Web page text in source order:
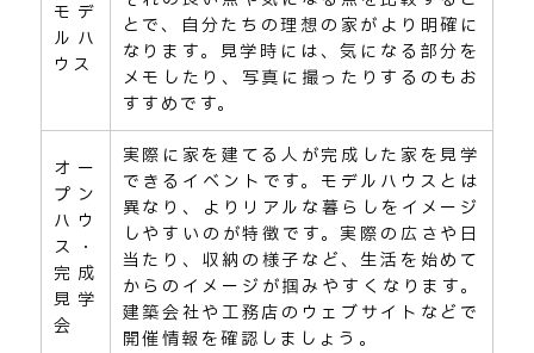
モデ
ルハ
ウス
とで、自分たちの理想の家がより明確に
なります。見学時には、気になる部分を
メモしたり、写真に撮ったりするのもお
すすめです。
オー
プン
ハウ
ス・
完成
見学
会
実際に家を建てる人が完成した家を見学
できるイベントです。モデルハウスとは
異なり、よりリアルな暮らしをイメージ
しやすいのが特徴です。実際の広さや日
当たり、収納の様子など、生活を始めて
からのイメージが掴みやすくなります。
建築会社や工務店のウェブサイトなどで
開催情報を確認しましょう。